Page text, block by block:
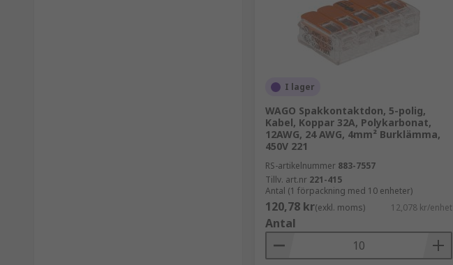
I lager
WAGO Spakkontaktdon, 5-polig,
Kabel, Koppar 32A, Polykarbonat,
12AWG, 24 AWG, 4mm² Burklämma,
450V 221
RS-artikelnummer 883-7557
Tillv. art.nr 221-415
Antal (1 förpackning med 10 enheter)
120,78 kr(exkl. moms) 12,078 kr/enhet
Antal